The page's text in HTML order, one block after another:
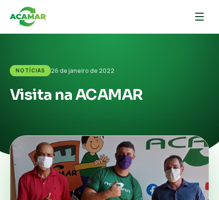
NOTÍCIAS 26 de janeiro de 2022
Visita na ACAMAR